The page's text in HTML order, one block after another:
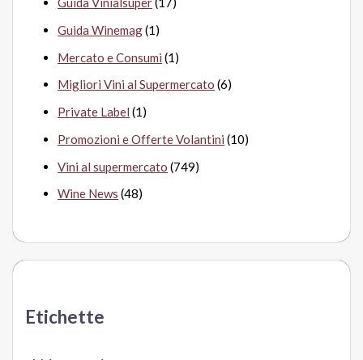
Guida Winemag(1)
Mercato e Consumi (1)
Migliori Vini al Supermercato (6)
Private Label (1)
Promozioni e Offerte Volantini (10)
Vini al supermercato (749)
Wine News (48)
Etichette